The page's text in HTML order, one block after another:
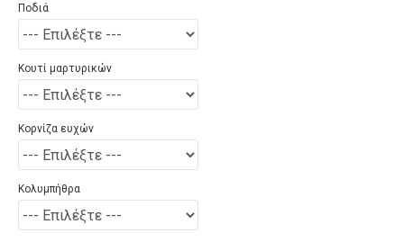
Ποδιά
Κουτί μαρτυρικών
Κορνίζα ευχών
Κολυμπήθρα